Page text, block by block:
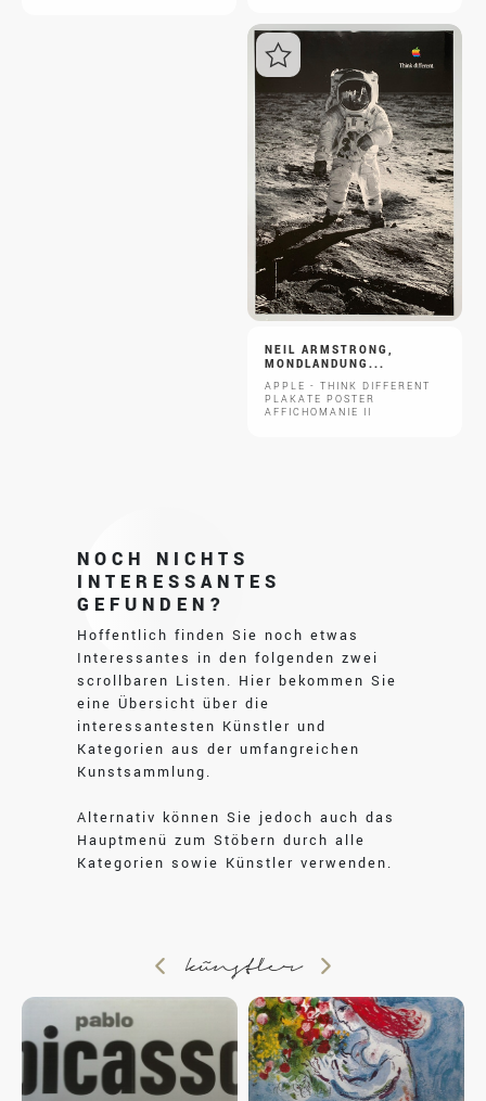
NEIL ARMSTRONG,
MONDLANDUNG...
APPLE - THINK DIFFERENT
PLAKATE POSTER
AFFICHOMANIE II
NOCH NICHTS
INTERESSANTES
GEFUNDEN?
Hoffentlich finden Sie noch etwas
Interessantes in den folgenden zwei
scrollbaren Listen. Hier bekommen Sie
eine Übersicht über die
interessantesten Künstler und
Kategorien aus der umfangreichen
Kunstsammlung.
Alternativ können Sie jedoch auch das
Hauptmenü zum Stöbern durch alle
Kategorien sowie Künstler verwenden.
künstler